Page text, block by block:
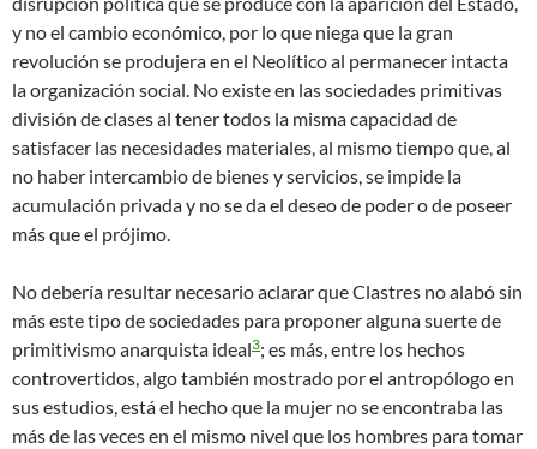
y no el cambio económico, por lo que niega que la gran
revolución se produjera en el Neolítico al permanecer intacta
la organización social. No existe en las sociedades primitivas
división de clases al tener todos la misma capacidad de
satisfacer las necesidades materiales, al mismo tiempo que, al
no haber intercambio de bienes y servicios, se impide la
acumulación privada y no se da el deseo de poder o de poseer
más que el prójimo.
No debería resultar necesario aclarar que Clastres no alabó sin
más este tipo de sociedades para proponer alguna suerte de
primitivismo anarquista ideal3; es más, entre los hechos
controvertidos, algo también mostrado por el antropólogo en
sus estudios, está el hecho que la mujer no se encontraba las
más de las veces en el mismo nivel que los hombres para tomar